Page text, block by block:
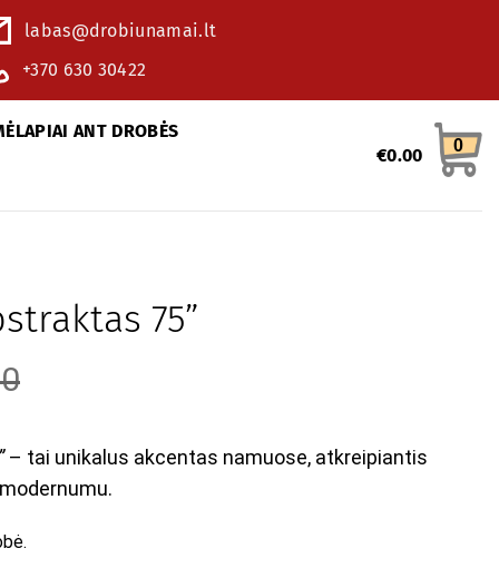
labas@drobiunamai.lt
+370 630 30422
ANT DROBĖS
€0.00 0
75”
– tai unikalus akcentas namuose, atkreipiantis